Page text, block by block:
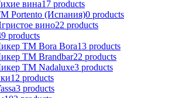
вина17 products
Portento (Испания)0 products
вино22 products
products
ТМ Bora Bora13 products
ТМ Brandbar22 products
ТМ Nadaluxe3 products
12 products
3 products